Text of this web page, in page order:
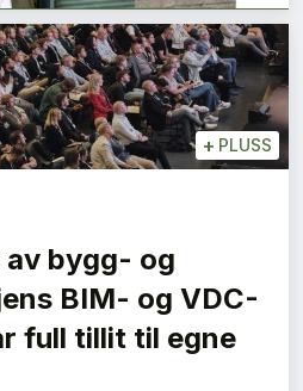
HER
+ PLUSS
av bygg- og
BIM- og VDC-
full tillit til egne